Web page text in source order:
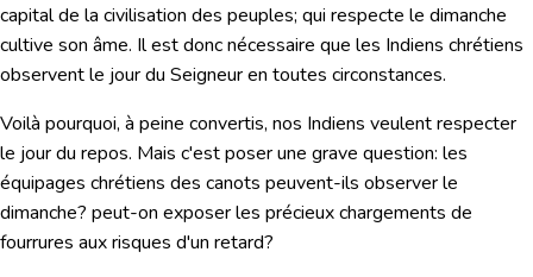
capital de la civilisation des peuples; qui respecte le dimanche
cultive son âme. Il est donc nécessaire que les Indiens chrétiens
observent le jour du Seigneur en toutes circonstances.
Voilà pourquoi, à peine convertis, nos Indiens veulent respecter
le jour du repos. Mais c'est poser une grave question: les
équipages chrétiens des canots peuvent-ils observer le
dimanche? peut-on exposer les précieux chargements de
fourrures aux risques d'un retard?